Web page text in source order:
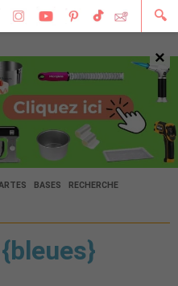
🔍
×
🔍
BASES RECHERCHE